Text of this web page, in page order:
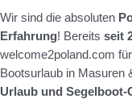
Wir sind die absoluten
Erfahrung! Bereits seit
welcome2poland.com
Bootsurlaub in Masuren
Urlaub und Segelboot-